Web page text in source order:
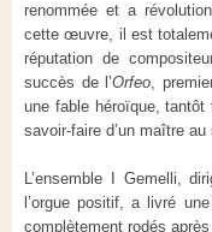
renommée et a
cette œuvre, il est
réputation de
succès de l’Orfeo,
une fable héroïque,
savoir-faire d’un maître
L’ensemble I Gemelli,
l’orgue positif, a livré
complètement rodés